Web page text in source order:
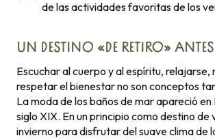
de las actividades favoritas de los
UN DESTINO «DE RETIRO»
Escuchar al cuerpo y al espíritu, relajarse,
respetar el bienestar no son conceptos
La moda de los baños de mar apareció en
siglo XIX. En un principio como destino de
invierno para disfrutar del suave clima de